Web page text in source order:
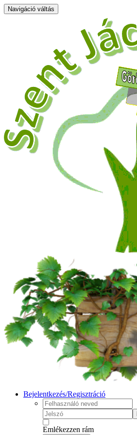
Navigáció váltás
Bejelentkezés/Regisztráció
Emlékezzen rám